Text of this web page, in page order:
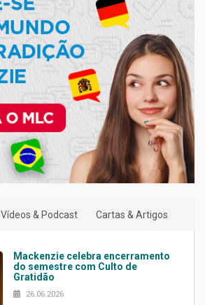
Vídeos & Podcast Cartas & Artigos
Mackenzie celebra encerramento
do semestre com Culto de
Gratidão
26.06.2026